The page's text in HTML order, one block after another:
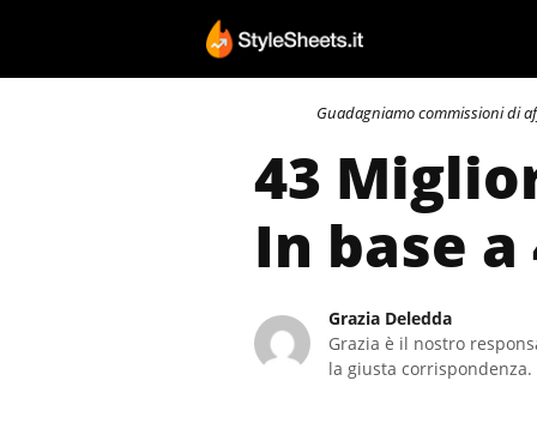
contenuto
Guadagniamo commissioni di
43
In base
Grazia Deledda
Grazia è il nostro
la giusta